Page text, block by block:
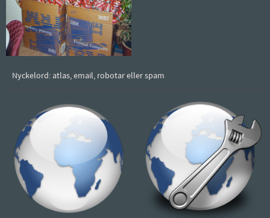
Nyckelord: atlas, email, robotar eller spam